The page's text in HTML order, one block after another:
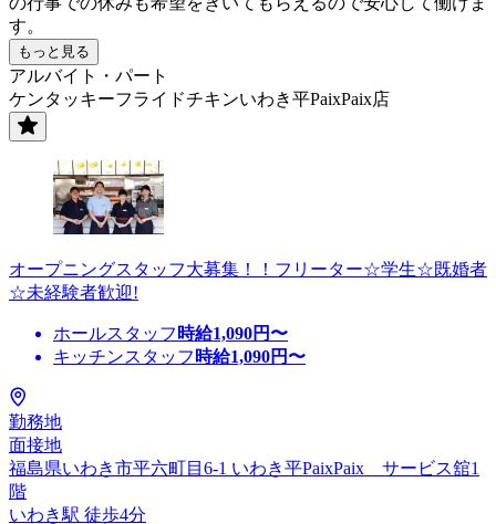
す。
もっと見る
アルバイト・パート
ケンタッキーフライドチキンいわき平PaixPaix店
オープニングスタッフ大募集！！フリーター☆学生☆既婚者
☆未経験者歓迎!
ホールスタッフ 時給1,090円〜
キッチンスタッフ 時給1,090円〜
勤務地
面接地
福島県いわき市平六町目6-1 いわき平PaixPaix サービス舘1
階
いわき駅 徒歩4分